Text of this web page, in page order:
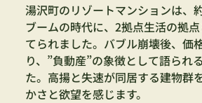
湯沢町のリゾートマンションは、
ブームの時代に、2拠点生活の拠
てられました。バブル崩壊後、価
り、”負動産”の象徴として語られ
た。高揚と失速が同居する建物群
かさと欲望を感じます。